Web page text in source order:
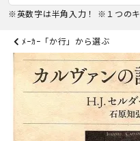
※英数字は半角入力！ ※１つのキ
ﾒｰｶｰ「か行」から選ぶ